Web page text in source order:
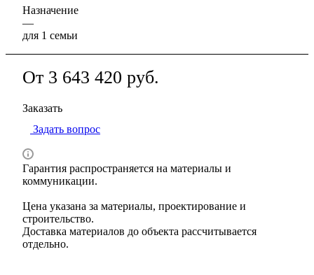
Назначение
—
для 1 семьи
От 3 643 420 руб.
Заказать
Задать вопрос
Гарантия распространяется на материалы и
коммуникации.
Цена указана за материалы, проектирование и
строительство.
Доставка материалов до объекта рассчитывается
отдельно.